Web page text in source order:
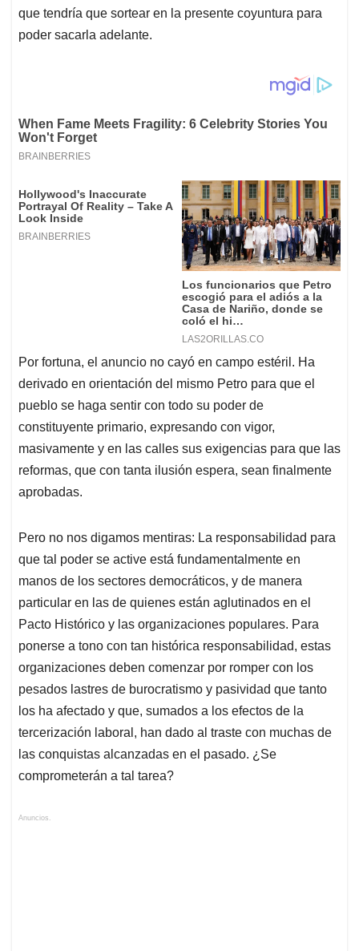
que tendría que sortear en la presente coyuntura para
poder sacarla adelante.
Por fortuna, el anuncio no cayó en campo estéril. Ha
derivado en orientación del mismo Petro para que el
pueblo se haga sentir con todo su poder de
constituyente primario, expresando con vigor,
masivamente y en las calles sus exigencias para que las
reformas, que con tanta ilusión espera, sean finalmente
aprobadas.
Pero no nos digamos mentiras: La responsabilidad para
que tal poder se active está fundamentalmente en
manos de los sectores democráticos, y de manera
particular en las de quienes están aglutinados en el
Pacto Histórico y las organizaciones populares. Para
ponerse a tono con tan histórica responsabilidad, estas
organizaciones deben comenzar por romper con los
pesados lastres de burocratismo y pasividad que tanto
los ha afectado y que, sumados a los efectos de la
tercerización laboral, han dado al traste con muchas de
las conquistas alcanzadas en el pasado. ¿Se
comprometerán a tal tarea?
Anuncios.